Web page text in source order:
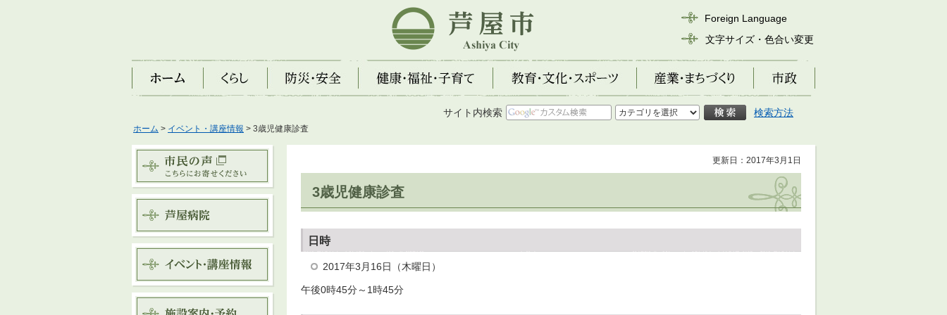
芦屋市
Foreign Language
文字サイズ・色合い変更
ホーム くらし 防災・安全 健康・福祉・子育て 教育・文化・スポーツ 産業・まちづくり 市政
サイト内検索 検索方法
ホーム > イベント・講座情報 > 3歳児健康診査
更新日：2017年3月1日
3歳児健康診査
日時
2017年3月16日（木曜日）
午後0時45分～1時45分